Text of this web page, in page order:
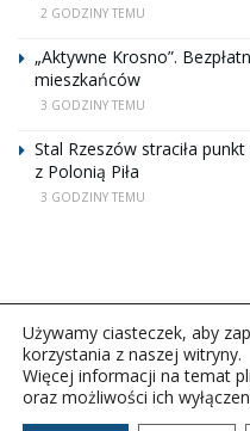
2 GODZINY TEMU
„Aktywne Krosno”.
mieszkańców
3 GODZINY TEMU
Stal Rzeszów straciła
z Polonią Piła
3 GODZINY TEMU
Copyright © 2026Polskie
Używamy ciasteczek, aby
korzystania z naszej witryny.
Więcej informacji na temat
oraz możliwości ich